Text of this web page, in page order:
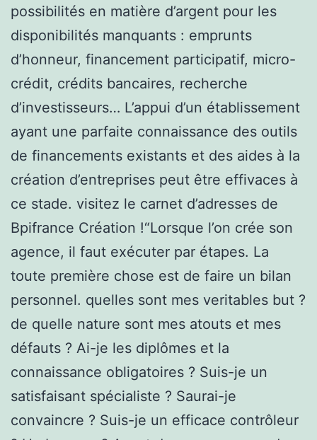
possibilités en matière d’argent pour les
disponibilités manquants : emprunts
d’honneur, financement participatif, micro-
crédit, crédits bancaires, recherche
d’investisseurs… L’appui d’un établissement
ayant une parfaite connaissance des outils
de financements existants et des aides à la
création d’entreprises peut être effivaces à
ce stade. visitez le carnet d’adresses de
Bpifrance Création !“Lorsque l’on crée son
agence, il faut exécuter par étapes. La
toute première chose est de faire un bilan
personnel. quelles sont mes veritables but ?
de quelle nature sont mes atouts et mes
défauts ? Ai-je les diplômes et la
connaissance obligatoires ? Suis-je un
satisfaisant spécialiste ? Saurai-je
convaincre ? Suis-je un efficace contrôleur